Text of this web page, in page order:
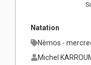
Natation
Nèmos -
Michel